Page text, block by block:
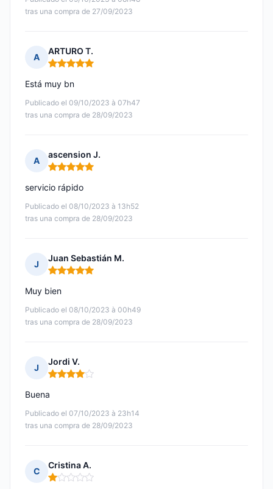
tras una compra de 27/09/2023
A
ARTURO T.
Nota: 5 de 5
Publicado el 09/10/2023 à 07h47
tras una compra de 28/09/2023
Está muy bn
A
ascension J.
Nota: 5 de 5
Publicado el 08/10/2023 à 13h52
tras una compra de 28/09/2023
servicio rápido
J
Juan Sebastián M.
Nota: 5 de 5
Publicado el 08/10/2023 à 00h49
tras una compra de 28/09/2023
Muy bien
J
Jordi V.
Nota: 4 de 5
Publicado el 07/10/2023 à 23h14
tras una compra de 28/09/2023
Buena
C
Cristina A.
Nota: 1 de 5